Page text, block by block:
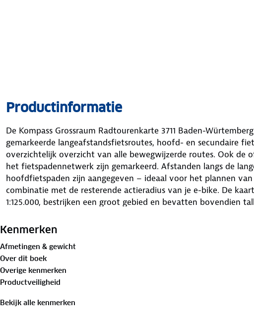
Productinformatie
De Kompass Grossraum Radtourenkarte 3711 Baden-
gemarkeerde langeafstandsfietsroutes, hoofd- en secundaire
overzichtelijk overzicht van alle bewegwijzerde routes. Ook de
het fietspadennetwerk zijn gemarkeerd. Afstanden langs de
hoofdfietspaden zijn aangegeven – ideaal voor het plannen
combinatie met de resterende actieradius van je e-bike. De
1:125.000, bestrijken een groot gebied en bevatten bovendien
verkeersspecifieke infrastructuur. Daarnaast zijn de GPX-
papier maakt het product compleet.
Kenmerken
Afmetingen & gewicht
Over dit boek
Overige kenmerken
Productveiligheid
Bekijk alle kenmerken